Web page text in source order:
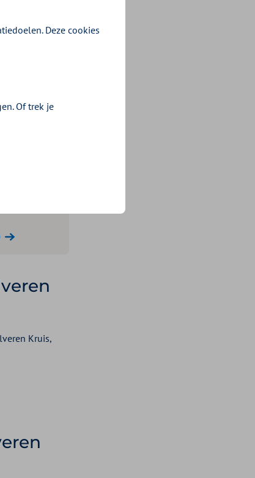
je Zilveren
Kruis,
Deze cookies
Of trek je